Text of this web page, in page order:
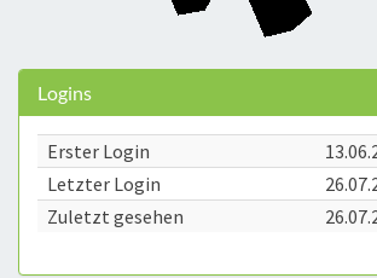
Logins
Erster Login
Letzter Login
Zuletzt gesehen